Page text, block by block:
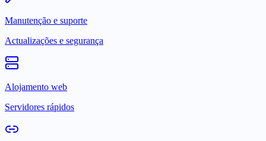
Manutenção e suporte
Actualizações e segurança
Alojamento web
Servidores rápidos